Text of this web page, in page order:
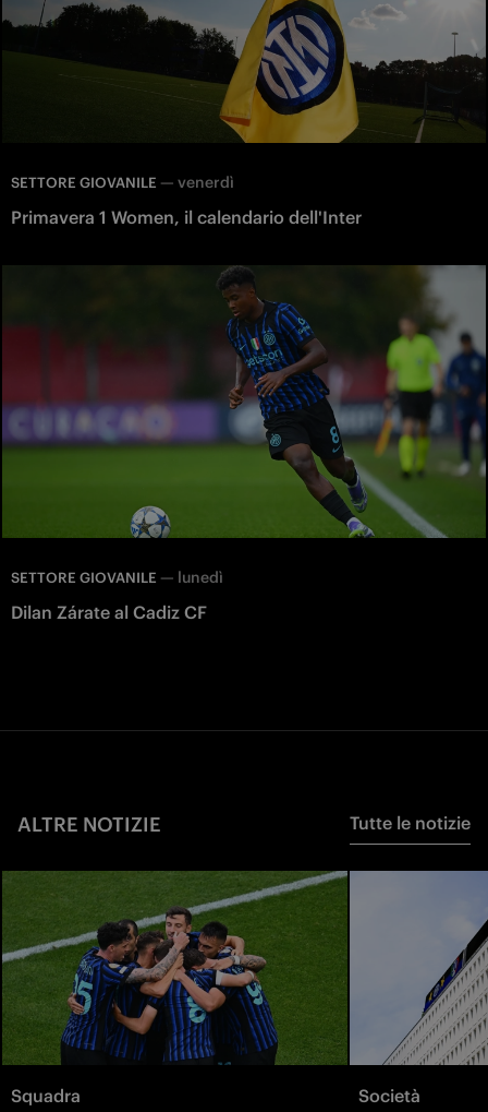
SETTORE GIOVANILE — venerdì
Primavera 1 Women, il calendario dell'Inter
SETTORE GIOVANILE — lunedì
Dilan Zárate al Cadiz CF
ALTRE NOTIZIE Tutte le notizie
Squadra Società